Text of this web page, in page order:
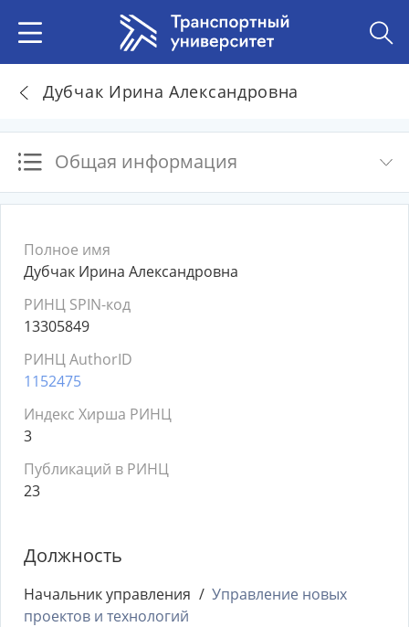
Дубчак Ирина Александровна
Общая информация
Полное имя
Дубчак Ирина Александровна
РИНЦ SPIN-код
13305849
РИНЦ AuthorID
1152475
Индекс Хирша РИНЦ
3
Публикаций в РИНЦ
23
Должность
Начальник управления
Управление новых
проектов и технологий